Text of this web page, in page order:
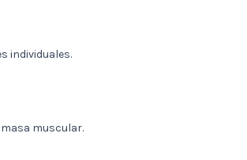
individuales.
muscular.